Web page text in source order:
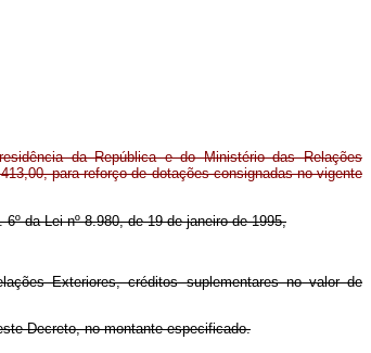
da República e do Ministério das Relações
para reforço de dotações consignadas no vigente
da Lei nº 8.980, de 19 de janeiro de 1995,
Exteriores, créditos suplementares no valor de
Decreto, no montante especificado.